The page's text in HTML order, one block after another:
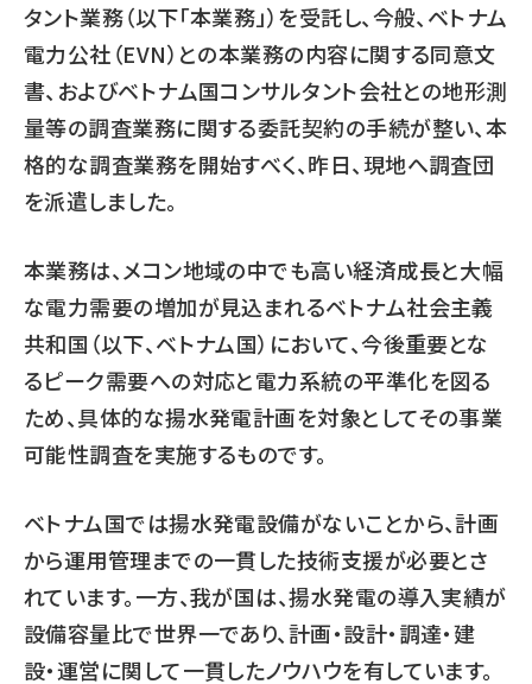
タント業務（以下「本業務」）を受託し、今般、ベトナム
電力公社（EVN）との本業務の内容に関する同意文
書、およびベトナム国コンサルタント会社との地形測
量等の調査業務に関する委託契約の手続が整い、本
格的な調査業務を開始すべく、昨日、現地へ調査団
を派遣しました。
本業務は、メコン地域の中でも高い経済成長と大幅
な電力需要の増加が見込まれるベトナム社会主義
共和国（以下、ベトナム国）において、今後重要とな
るピーク需要への対応と電力系統の平準化を図る
ため、具体的な揚水発電計画を対象としてその事業
可能性調査を実施するものです。
ベトナム国では揚水発電設備がないことから、計画
から運用管理までの一貫した技術支援が必要とさ
れています。一方、我が国は、揚水発電の導入実績が
設備容量比で世界一であり、計画・設計・調達・建
設・運営に関して一貫したノウハウを有しています。